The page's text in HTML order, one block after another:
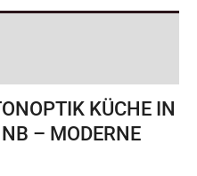
KÜCHE IN
– MODERNE